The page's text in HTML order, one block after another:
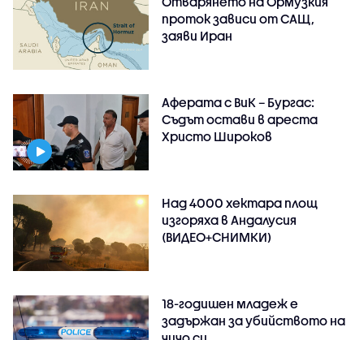
проток зависи от САЩ,
заяви Иран
Аферата с ВиК – Бургас:
Съдът остави в ареста
Христо Широков
Над 4000 хектара площ
изгоряха в Андалусия
(ВИДЕО+СНИМКИ)
18-годишен младеж е
задържан за убийството на